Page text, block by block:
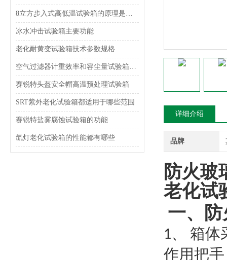
8立方步入式高低温试验箱的原理是什么 提供技术指导 山东赛锐特
冰水冲击试验箱主要功能
老化耐黄变试验箱技术参数规格
空气过滤器计重效率和容尘量试验箱试验步骤
赛锐特头盔安全帽高温预处理试验箱
SRT紫外老化试验箱都适用于哪些范围
赛锐特盐雾腐蚀试验箱的功能
氙灯老化试验箱的性能都有哪些
详细介绍
品牌
防火玻
老化
一、
1、 箱体
作用把